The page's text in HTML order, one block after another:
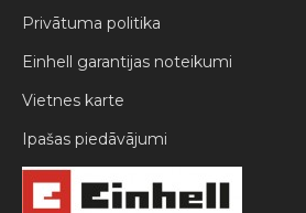
Privātuma politika
Einhell garantijas noteikumi
Vietnes karte
Ipašas piedāvājumi